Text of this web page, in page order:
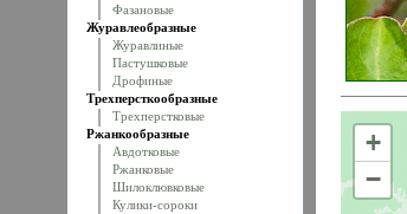
Фазановые
Журавлеобразные
Журавлиные
Пастушковые
Дрофиные
Трехперсткообразные
Трехперстковые
Ржанкообразные
Авдотковые
Ржанковые
Шилоклювковые
Кулики-сороки
+
−